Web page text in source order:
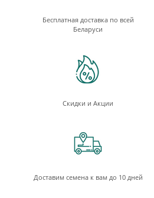
Бесплатная доставка по всей
Беларуси
Скидки и Акции
Доставим семена к вам до 10 дней